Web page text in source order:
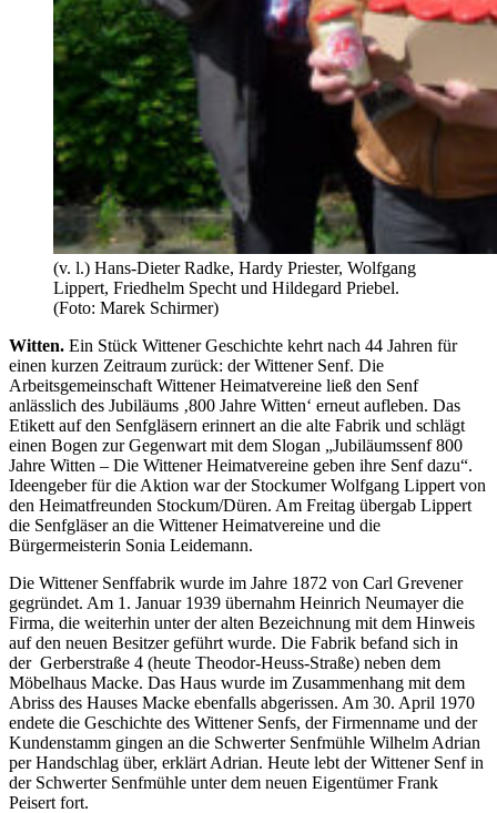
(v. l.) Hans-Dieter Radke, Hardy Priester, Wolfgang
Lippert, Friedhelm Specht und Hildegard Priebel.
(Foto: Marek Schirmer)
Witten. Ein Stück Wittener Geschichte kehrt nach 44 Jahren für
einen kurzen Zeitraum zurück: der Wittener Senf. Die
Arbeitsgemeinschaft Wittener Heimatvereine ließ den Senf
anlässlich des Jubiläums ‚800 Jahre Witten‘ erneut aufleben. Das
Etikett auf den Senfgläsern erinnert an die alte Fabrik und schlägt
einen Bogen zur Gegenwart mit dem Slogan „Jubiläumssenf 800
Jahre Witten – Die Wittener Heimatvereine geben ihre Senf dazu“.
Ideengeber für die Aktion war der Stockumer Wolfgang Lippert von
den Heimatfreunden Stockum/Düren. Am Freitag übergab Lippert
die Senfgläser an die Wittener Heimatvereine und die
Bürgermeisterin Sonia Leidemann.
Die Wittener Senffabrik wurde im Jahre 1872 von Carl Grevener
gegründet. Am 1. Januar 1939 übernahm Heinrich Neumayer die
Firma, die weiterhin unter der alten Bezeichnung mit dem Hinweis
auf den neuen Besitzer geführt wurde. Die Fabrik befand sich in
der Gerberstraße 4 (heute Theodor-Heuss-Straße) neben dem
Möbelhaus Macke. Das Haus wurde im Zusammenhang mit dem
Abriss des Hauses Macke ebenfalls abgerissen. Am 30. April 1970
endete die Geschichte des Wittener Senfs, der Firmenname und der
Kundenstamm gingen an die Schwerter Senfmühle Wilhelm Adrian
per Handschlag über, erklärt Adrian. Heute lebt der Wittener Senf in
der Schwerter Senfmühle unter dem neuen Eigentümer Frank
Peisert fort.